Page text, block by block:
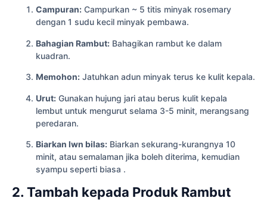
Campuran: Campurkan ~ 5 titis minyak rosemary
dengan 1 sudu kecil minyak pembawa.
Bahagian Rambut: Bahagikan rambut ke dalam
kuadran.
Memohon: Jatuhkan adun minyak terus ke kulit kepala.
Urut: Gunakan hujung jari atau berus kulit kepala
lembut untuk mengurut selama 3-5 minit, merangsang
peredaran.
Biarkan lwn bilas: Biarkan sekurang-kurangnya 10
minit, atau semalaman jika boleh diterima, kemudian
syampu seperti biasa .
2. Tambah kepada Produk Rambut